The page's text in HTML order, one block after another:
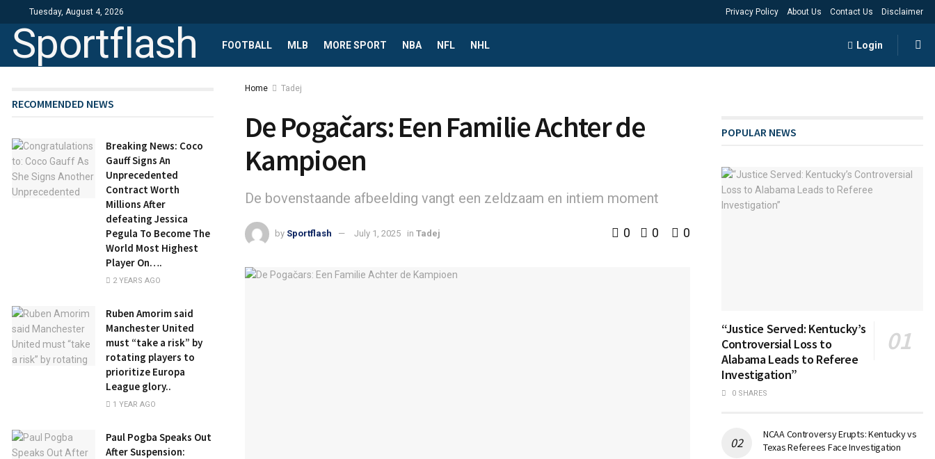
Tuesday, August 4, 2026 Privacy Policy About Us Contact Us Disclaimer
Sportflash FOOTBALL MLB MORE SPORT NBA NFL NHL Login
Home Tadej
De Pogačars: Een Familie Achter de
Kampioen
De bovenstaande afbeelding vangt een zeldzaam en intiem moment
by Sportflash July 1, 2025 in Tadej 0 0 0
RECOMMENDED NEWS
Breaking News: Coco
Gauff Signs An
Unprecedented
Contract Worth
Millions After
defeating Jessica
Pegula To Become The
World Most Highest
Player On….
2 YEARS AGO
Ruben Amorim said
Manchester United
must “take a risk” by
rotating players to
prioritize Europa
League glory..
1 YEAR AGO
Paul Pogba Speaks Out
After Suspension:
POPULAR NEWS
“Justice Served: Kentucky’s
Controversial Loss to
Alabama Leads to Referee
Investigation”
0 SHARES
NCAA Controversy Erupts: Kentucky vs
Texas Referees Face Investigation